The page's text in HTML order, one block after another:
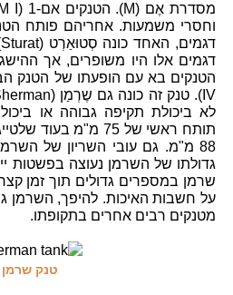
דגמים אלו היו משופרים, אך
לא ביכולת תקיפה גבוהה או
תותח ראשי של 75 מ"מ
88 מ"מ. גם עובי השריון של
גדולתו של השרמן נעוצה בפשטות
שרמן במספרים גדולים תוך זמן
על חשבות האיכות. להיפך, השרמן
מטנקים רבים אחרים בתקופתו.
טנק שרמן